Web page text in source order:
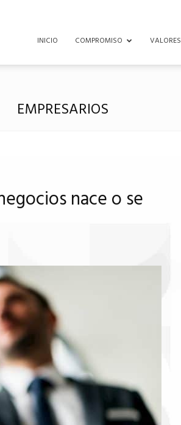
INICIO COMPROMISO VALORES
EMPRESARIOS
nace o se